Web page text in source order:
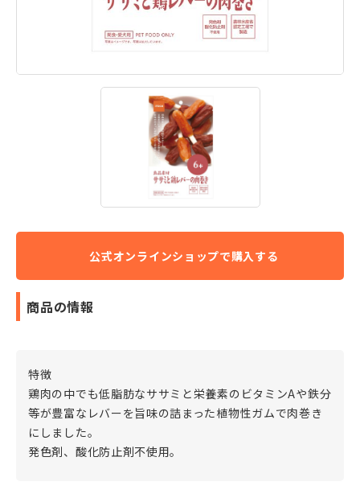
商品の情報
特徴
鶏肉の中でも低脂肪なササミと栄養素のビタミンAや鉄分
等が豊富なレバーを旨味の詰まった植物性ガムで肉巻き
にしました。
発色剤、酸化防止剤不使用。